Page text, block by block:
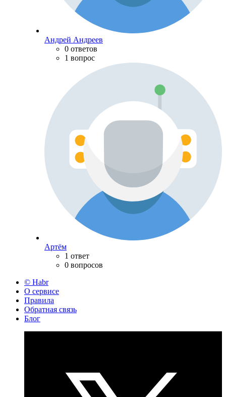
Андрей Андреев
0 ответов
1 вопрос
Артём
1 ответ
0 вопросов
© Habr
О сервисе
Правила
Обратная связь
Блог